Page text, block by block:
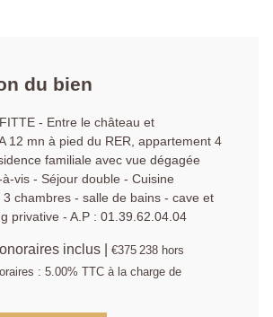
du bien
- Entre le château et
12 mn à pied du RER, appartement 4
familiale avec vue dégagée
vis - Séjour double - Cuisine
chambres - salle de bains - cave et
privative - A.P : 01.39.62.04.04
inclus €375 238 hors
: 5.00% TTC à la charge de